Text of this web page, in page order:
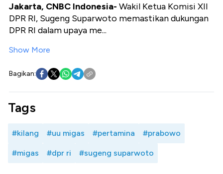
Jakarta, CNBC Indonesia- Wakil Ketua Komisi XII
DPR RI, Sugeng Suparwoto memastikan dukungan
DPR RI dalam upaya me...
Show More
Bagikan:
Tags
#kilang #uu migas #pertamina #prabowo
#migas #dpr ri #sugeng suparwoto